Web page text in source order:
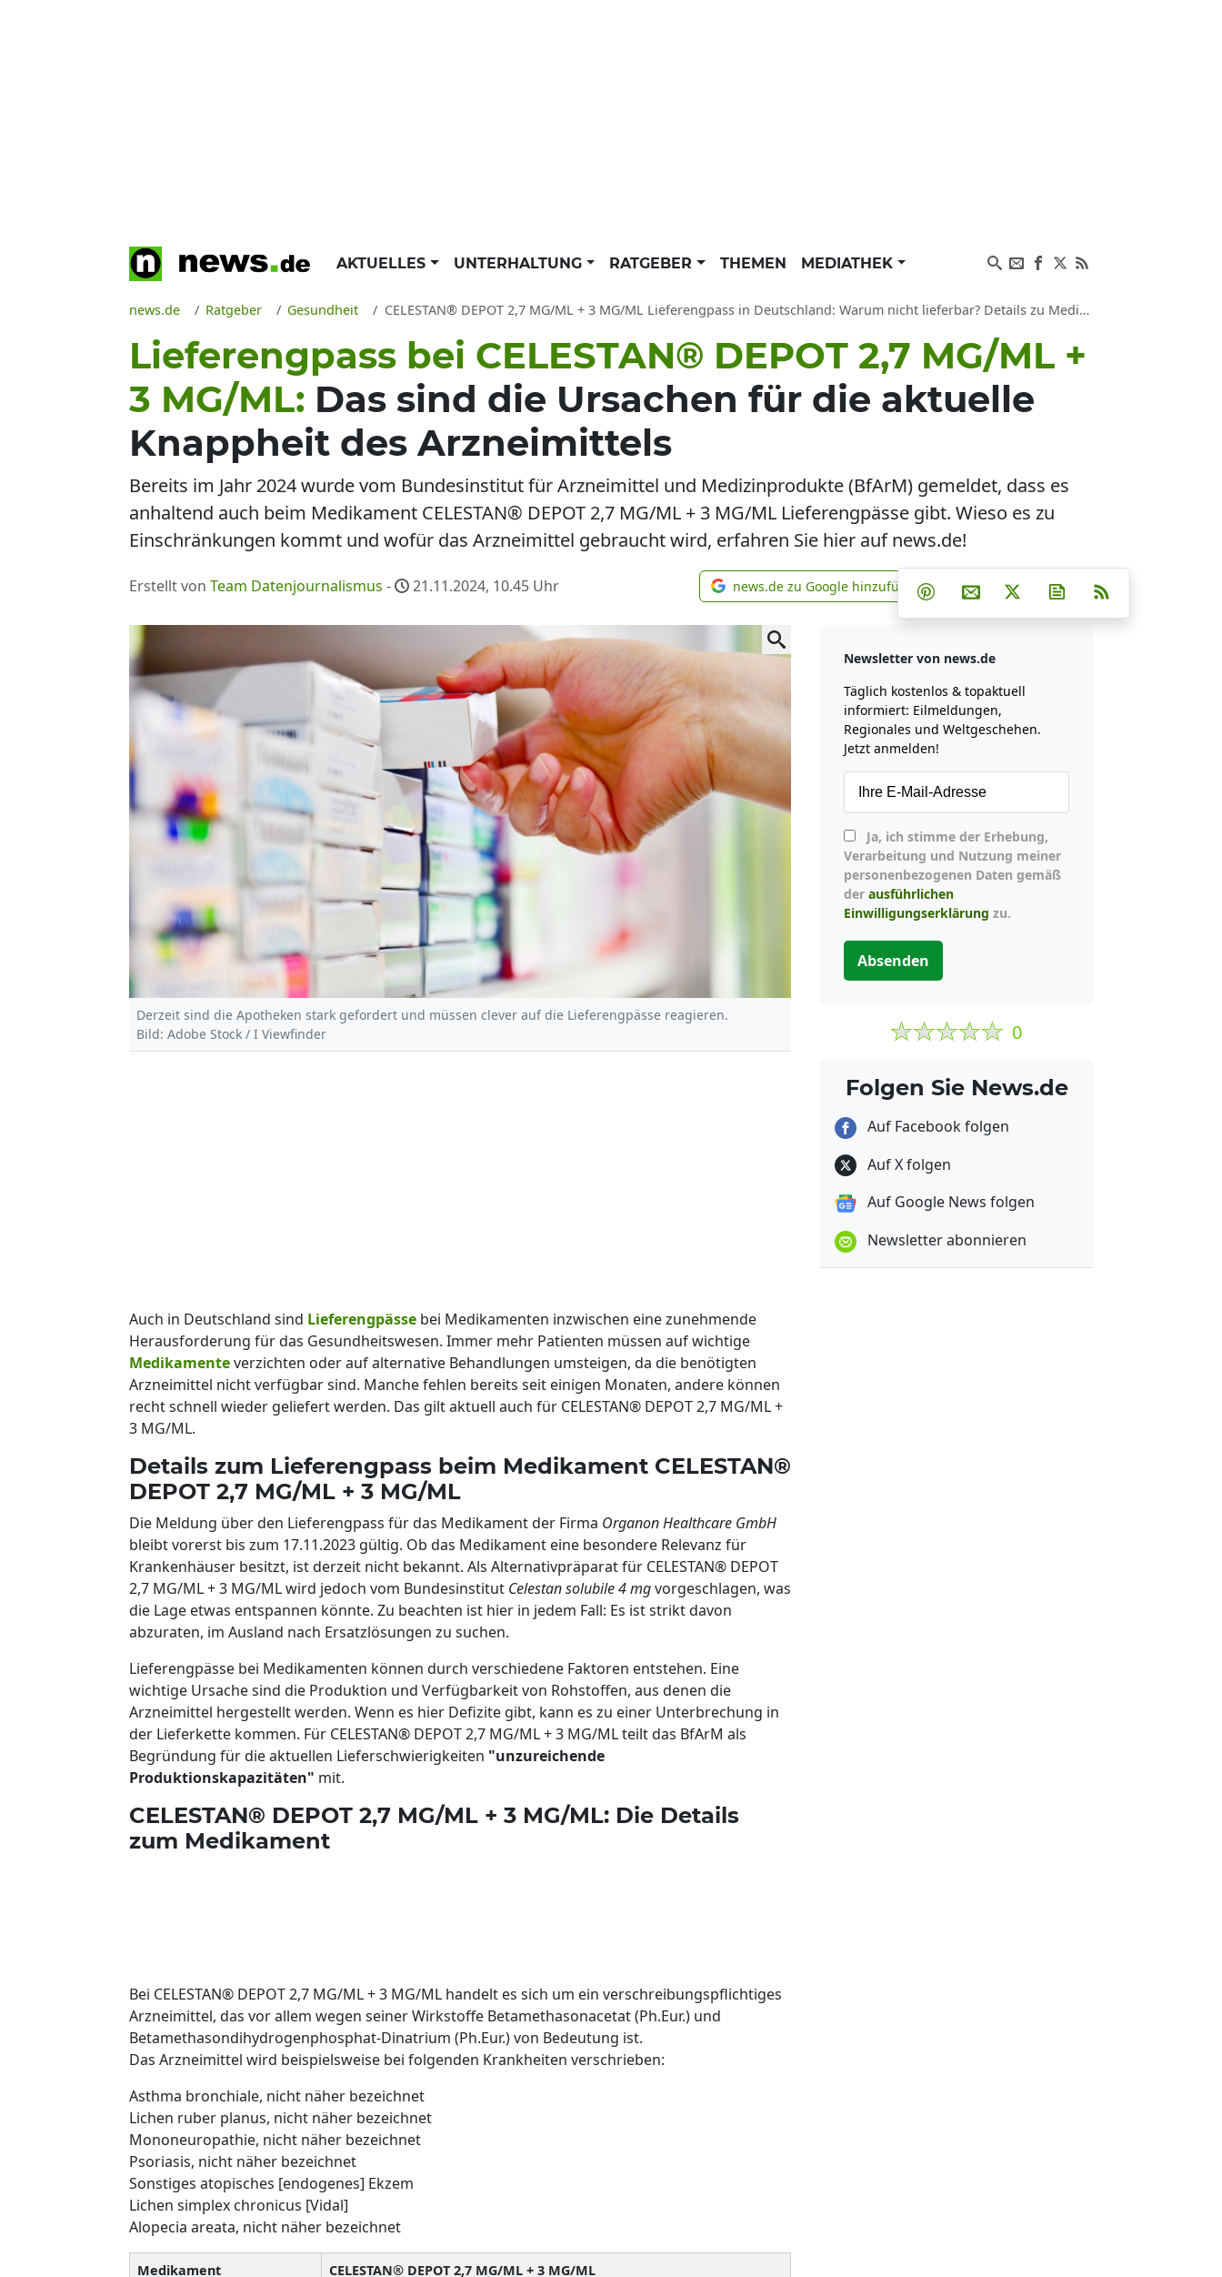
AKTUELLES UNTERHALTUNG RATGEBER THEMEN MEDIATHEK
news.de Ratgeber Gesundheit CELESTAN® DEPOT 2,7 MG/ML + 3 MG/ML Lieferengpass in Deutschland: Warum nicht lieferbar? Details zu Medikamenten-Lieferproblemen und Verfügbarkeit aktuell
Lieferengpass bei CELESTAN® DEPOT 2,7 MG/ML +
3 MG/ML: Das sind die Ursachen für die aktuelle
Knappheit des Arzneimittels
Bereits im Jahr 2024 wurde vom Bundesinstitut für Arzneimittel und Medizinprodukte (BfArM) gemeldet, dass es
anhaltend auch beim Medikament CELESTAN® DEPOT 2,7 MG/ML + 3 MG/ML Lieferengpässe gibt. Wieso es zu
Einschränkungen kommt und wofür das Arzneimittel gebraucht wird, erfahren Sie hier auf news.de!
Erstellt von Team Datenjournalismus - 21.11.2024, 10.45 Uhr news.de zu Google hinzufügen
news.de zu Google hinzufügen Teilen auf Facebook
Teilen auf Whatsapp
Teilen auf Telegram
Teilen auf Pinterest
Per E-Mail teilen
Post auf XNewsletter
Derzeit sind die Apotheken stark gefordert und müssen clever auf die Lieferengpässe reagieren.
Bild: Adobe Stock / I Viewfinder
Auch in Deutschland sind Lieferengpässe bei Medikamenten inzwischen eine zunehmende
Herausforderung für das Gesundheitswesen. Immer mehr Patienten müssen auf wichtige
Medikamenteverzichten oder auf alternative Behandlungen umsteigen, da die benötigten
Arzneimittel nicht verfügbar sind. Manche fehlen bereits seit einigen Monaten, andere können
recht schnell wieder geliefert werden. Das gilt aktuell auch für CELESTAN® DEPOT 2,7 MG/ML +
3 MG/ML.
Details zum Lieferengpass beim Medikament CELESTAN®
DEPOT 2,7 MG/ML + 3 MG/ML
Die Meldung über den Lieferengpass für das Medikament der Firma Organon Healthcare GmbH
bleibt vorerst bis zum 17.11.2023 gültig. Ob das Medikament eine besondere Relevanz für
Krankenhäuser besitzt, ist derzeit nicht bekannt. Als Alternativpräparat für CELESTAN® DEPOT
2,7 MG/ML + 3 MG/ML wird jedoch vom Bundesinstitut Celestan solubile 4 mgvorgeschlagen, was
die Lage etwas entspannen könnte. Zu beachten ist hier in jedem Fall: Es ist strikt davon
abzuraten, im Ausland nach Ersatzlösungen zu suchen.
Lieferengpässe bei Medikamenten können durch verschiedene Faktoren entstehen. Eine
wichtige Ursache sind die Produktion und Verfügbarkeit von Rohstoffen, aus denen die
Arzneimittel hergestellt werden. Wenn es hier Defizite gibt, kann es zu einer Unterbrechung in
der Lieferkette kommen. Für CELESTAN® DEPOT 2,7 MG/ML + 3 MG/ML teilt das BfArM als
Begründung für die aktuellen Lieferschwierigkeiten "unzureichende
Produktionskapazitäten" mit.
CELESTAN® DEPOT 2,7 MG/ML + 3 MG/ML: Die Details
zum Medikament
Bei CELESTAN® DEPOT 2,7 MG/ML + 3 MG/ML handelt es sich um ein verschreibungspflichtiges
Arzneimittel, das vor allem wegen seiner Wirkstoffe Betamethasonacetat (Ph.Eur.) und
Betamethasondihydrogenphosphat-Dinatrium (Ph.Eur.) von Bedeutung ist.
Das Arzneimittel wird beispielsweise bei folgenden Krankheiten verschrieben:
Asthma bronchiale, nicht näher bezeichnet
Lichen ruber planus, nicht näher bezeichnet
Mononeuropathie, nicht näher bezeichnet
Psoriasis, nicht näher bezeichnet
Sonstiges atopisches [endogenes] Ekzem
Lichen simplex chronicus [Vidal]
Alopecia areata, nicht näher bezeichnet
Medikament
CELESTAN® DEPOT 2,7 MG/ML + 3 MG/ML
Newsletter von news.de
Täglich kostenlos & topaktuell
informiert: Eilmeldungen,
Regionales und Weltgeschehen.
Jetzt anmelden!
Verarbeitung und Nutzung meiner
personenbezogenen Daten gemäß
der ausführlichen
Einwilligungserklärung zu.
Absenden
0
Folgen Sie News.de
Auf Facebook folgen
Auf X folgen
Auf Google News folgen
Newsletter abonnieren